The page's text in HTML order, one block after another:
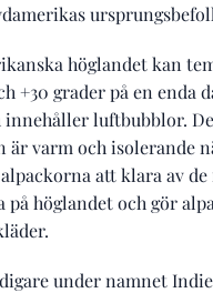
höglandet kan
+30 grader på en enda
innehåller luftbubblor.
är varm och isolerande
att klara av
på höglandet och gör
under namnet